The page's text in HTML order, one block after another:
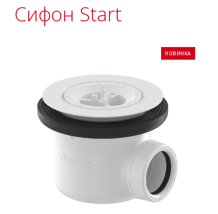
Сифон Start
НОВИНКА